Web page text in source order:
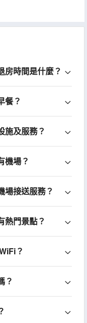
房時間是什麼？
餐？
施及服務？
機場？
場接送服務？
熱門景點？
？
？